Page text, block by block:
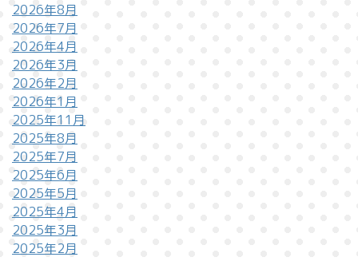
2026年8月
2026年7月
2026年4月
2026年3月
2026年2月
2026年1月
2025年11月
2025年8月
2025年7月
2025年6月
2025年5月
2025年4月
2025年3月
2025年2月